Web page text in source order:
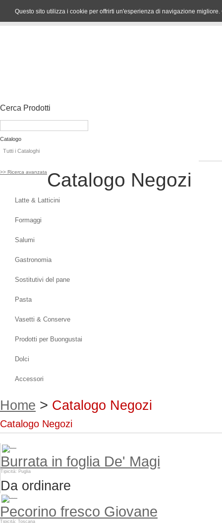
Questo sito utilizza i cookie per offrirti un'esperienza di navigazione
Cerca Prodotti
Catalogo
Tutti i Cataloghi
>> Ricerca avanzata Catalogo Negozi
Latte & Latticini
Formaggi
Salumi
Gastronomia
Sostitutivi del pane
Pasta
Vasetti & Conserve
Prodotti per Buongustai
Dolci
Accessori
Home > Catalogo Negozi
Catalogo Negozi
Burrata in foglia De' Magi
Tipicità: Puglia
Da ordinare
Pecorino fresco Giovane
Tipicità: Toscana